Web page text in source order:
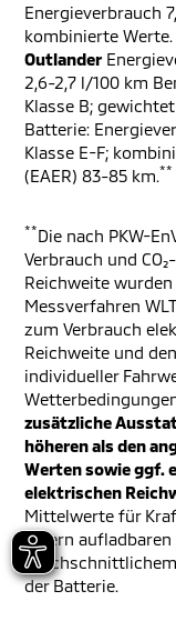
Energieverbrauch
kombinierte Werte.
Outlander
2,6-2,7 l/100 km
Klasse B;
Batterie:
Klasse E-F;
(EAER) 83-85 km.**
**Die nach PKW-
Verbrauch und
Reichweite
Messverfahren
zum Verbrauch
Reichweite und
individueller
zusätzliche
höheren als den
Werten sowie ggf.
elektrischen
Mittelwerte für
extern
der Batterie.